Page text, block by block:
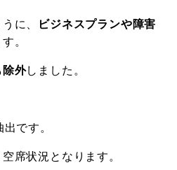
に、
ビジネスプランや障害
。
除外しました。
です。
席状況となります。